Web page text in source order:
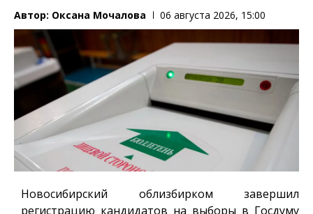
Автор: Оксана Мочалова 06 августа 2026, 15:00
Новосибирский облизбирком завершил
регистрацию кандидатов на выборы в Госдуму